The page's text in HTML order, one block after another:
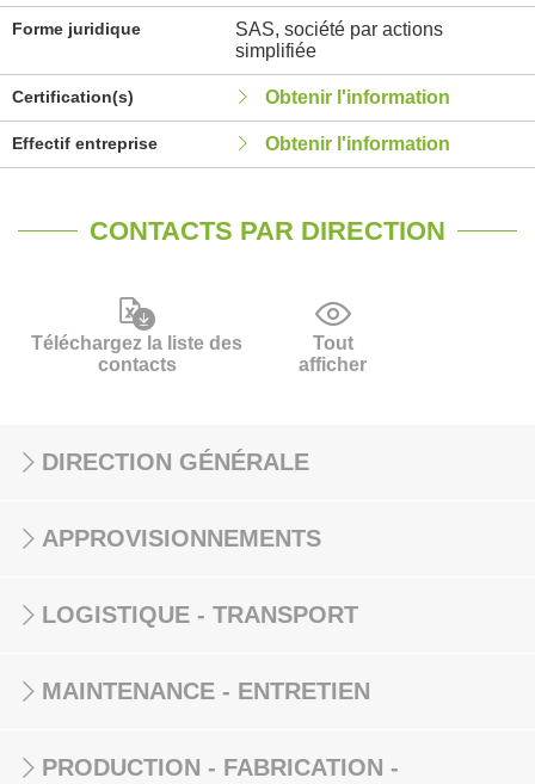
Forme juridique
SAS, société par actions
simplifiée
Certification(s) Obtenir l'information
Effectif entreprise Obtenir l'information
CONTACTS PAR DIRECTION
Téléchargez la liste des
contacts
Tout
afficher
DIRECTION GÉNÉRALE
APPROVISIONNEMENTS
LOGISTIQUE - TRANSPORT
MAINTENANCE - ENTRETIEN
PRODUCTION - FABRICATION -